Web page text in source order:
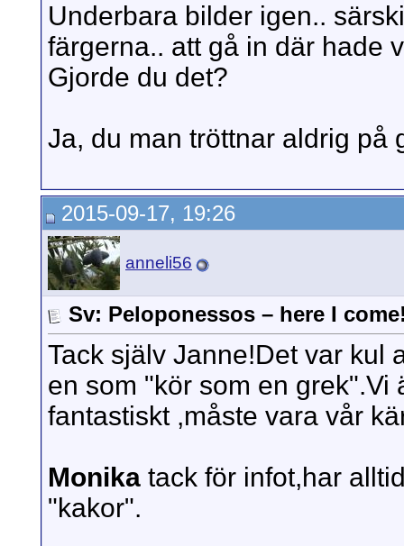
Underbara bilder igen..
färgerna.. att gå in där hade
Gjorde du det?
Ja, du man tröttnar aldrig på
2015-09-17, 19:26
anneli56
Sv: Peloponessos – here I
Tack själv Janne!Det var kul
en som "kör som en grek".Vi
fantastiskt ,måste vara vår
Monika tack för infot,har
"kakor".